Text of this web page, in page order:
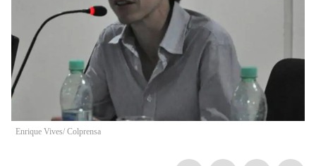
Enrique Vives/ Colprensa